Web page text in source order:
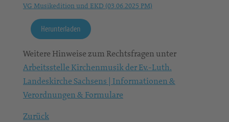
VG Musikedition und EKD (03.06.2025 PM)
Herunterladen
Weitere Hinweise zum Rechtsfragen unter
Arbeitsstelle Kirchenmusik der Ev.-Luth.
Landeskirche Sachsens | Informationen &
Verordnungen & Formulare
Zurück